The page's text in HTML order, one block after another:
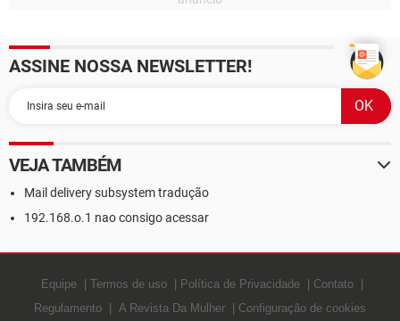
ASSINE NOSSA NEWSLETTER!
VEJA TAMBÉM
Mail delivery subsystem tradução
192.168.o.1 nao consigo acessar
Equipe Termos de uso Política de Privacidade
Contato
Regulamento
A Revista Da Mulher Configuração de cookies